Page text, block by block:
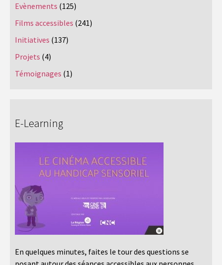
Evènements (125)
Films accessibles (241)
Initiatives (137)
Projets (4)
Témoignages (1)
E-Learning
En quelques minutes, faites le tour des questions se